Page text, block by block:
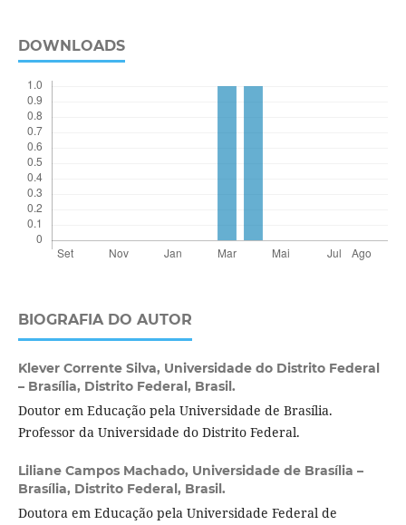
DOWNLOADS
BIOGRAFIA DO AUTOR
Klever Corrente Silva, Universidade do Distrito Federal
– Brasília, Distrito Federal, Brasil.
Doutor em Educação pela Universidade de Brasília.
Professor da Universidade do Distrito Federal.
Liliane Campos Machado, Universidade de Brasília –
Brasília, Distrito Federal, Brasil.
Doutora em Educação pela Universidade Federal de